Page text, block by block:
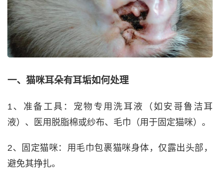
一、猫咪耳朵有耳垢如何处理
1、准备工具：宠物专用洗耳液（如安哥鲁洁耳
液）、医用脱脂棉或纱布、毛巾（用于固定猫咪）。
2、固定猫咪：用毛巾包裹猫咪身体，仅露出头部，
避免其挣扎。